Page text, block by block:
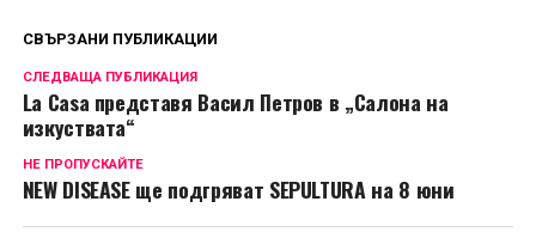
СВЪРЗАНИ ПУБЛИКАЦИИ
СЛЕДВАЩА ПУБЛИКАЦИЯ
La Casa представя Васил Петров в „Салона на
изкуствата“
НЕ ПРОПУСКАЙТЕ
NEW DISEASE ще подгряват SEPULTURA на 8 юни